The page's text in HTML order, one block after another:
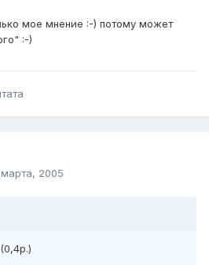
мое мнение :-) потому может
:-)
марта, 2005